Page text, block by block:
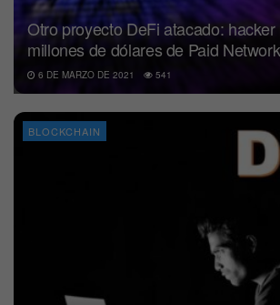
Otro proyecto DeFi atacado:
millones de dólares de Paid Network
6 DE MARZO DE 2021 541
BLOCKCHAIN